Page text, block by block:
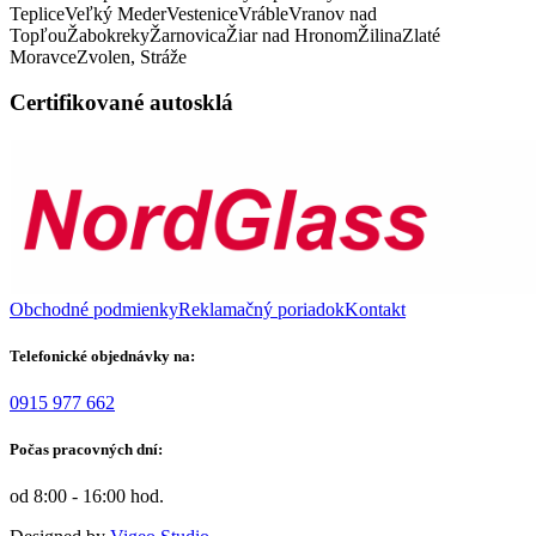
TepliceVeľký MederVesteniceVrábleVranov nad
TopľouŽabokrekyŽarnovicaŽiar nad HronomŽilinaZlaté
MoravceZvolen, Stráže
Certifikované autosklá
Obchodné podmienkyReklamačný poriadokKontakt
Telefonické objednávky na:
0915 977 662
Počas pracovných dní:
od 8:00 - 16:00 hod.